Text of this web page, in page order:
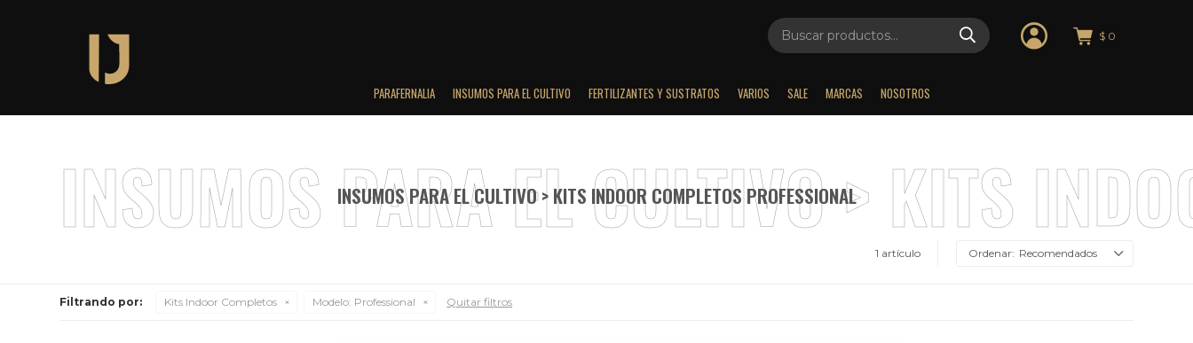
PARAFERNALIA INSUMOS PARA EL CULTIVO FERTILIZANTES Y SUSTRATOS VARIOS SALE MARCAS NOSOTROS
$ 0
INSUMOS PARA EL CULTIVO > KITS INDOOR COMPLETOS PROFESSIONAL
1 artículo Recomendados
Filtrando por: Kits Indoor Completos Modelo: Professional Quitar filtros